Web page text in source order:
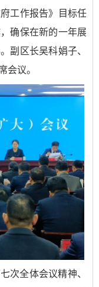
工作报告》目标任
确保在新的一年展
副区长吴科娟子、
会议。
次全体会议精神、